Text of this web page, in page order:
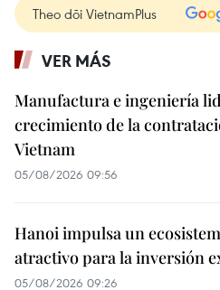
Theo dõi VietnamPlus
VER MÁS
Manufactura e ingeniería
crecimiento de la
Vietnam
05/08/2026 09:56
Hanoi impulsa un
atractivo para la inversión
05/08/2026 09:26